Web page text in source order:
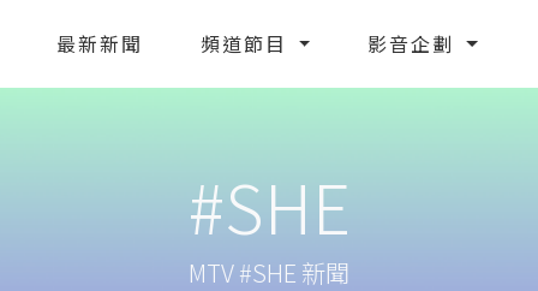
最新新聞 頻道節目 影音企劃
#SHE
MTV #SHE 新聞